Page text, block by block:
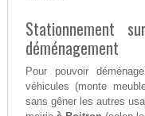
Stationnement
déménagement
Pour pouvoir
véhicules (monte
sans gêner les autres